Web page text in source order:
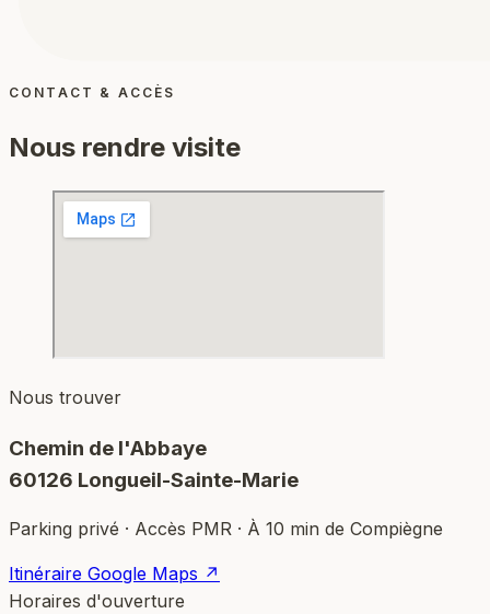
CONTACT & ACCÈS
Nous rendre visite
Nous trouver
Chemin de l'Abbaye
60126 Longueil-Sainte-Marie
Parking privé · Accès PMR · À 10 min de Compiègne
Itinéraire Google Maps ↗
Horaires d'ouverture